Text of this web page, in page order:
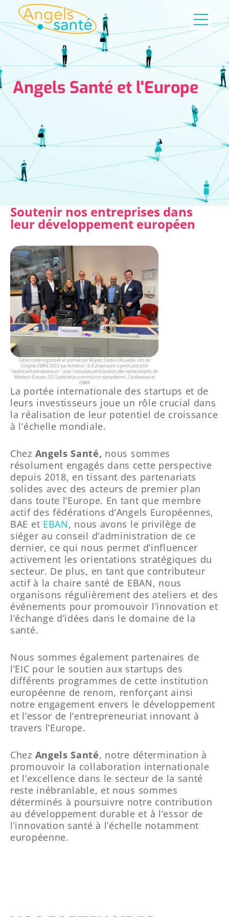
Angels Santé et l'Europe
Soutenir nos entreprises dans
leur développement européen
La portée internationale des startups et de
leurs investisseurs joue un rôle crucial dans
la réalisation de leur potentiel de croissance
à l’échelle mondiale.
Chez Angels Santé, nous sommes
résolument engagés dans cette perspective
depuis 2018, en tissant des partenariats
solides avec des acteurs de premier plan
dans toute l’Europe. En tant que membre
actif des fédérations d’Angels Européennes,
BAE et EBAN, nous avons le privilège de
siéger au conseil d’administration de ce
dernier, ce qui nous permet d’influencer
activement les orientations stratégiques du
secteur. De plus, en tant que contributeur
actif à la chaire santé de EBAN, nous
organisons régulièrement des ateliers et des
événements pour promouvoir l’innovation et
l’échange d’idées dans le domaine de la
santé.
Nous sommes également partenaires de
l’EIC pour le soutien aux startups des
différents programmes de cette institution
européenne de renom, renforçant ainsi
notre engagement envers le développement
et l’essor de l’entrepreneuriat innovant à
travers l’Europe.
Chez Angels Santé, notre détermination à
promouvoir la collaboration internationale
et l’excellence dans le secteur de la santé
reste inébranlable, et nous sommes
déterminés à poursuivre notre contribution
au développement durable et à l’essor de
l’innovation santé à l’échelle notamment
européenne.
Table ronde organisée et animée par Angels Santé à Bruxelles lors du
Congrès EBAN 2023 sur le thème " Is Europe such a great place for
healthcare entrepreneurs " avec l'aimable participation des representants de
Medtech Europe, DG Santé de la commission européenne , Cardiawave et
EBAN